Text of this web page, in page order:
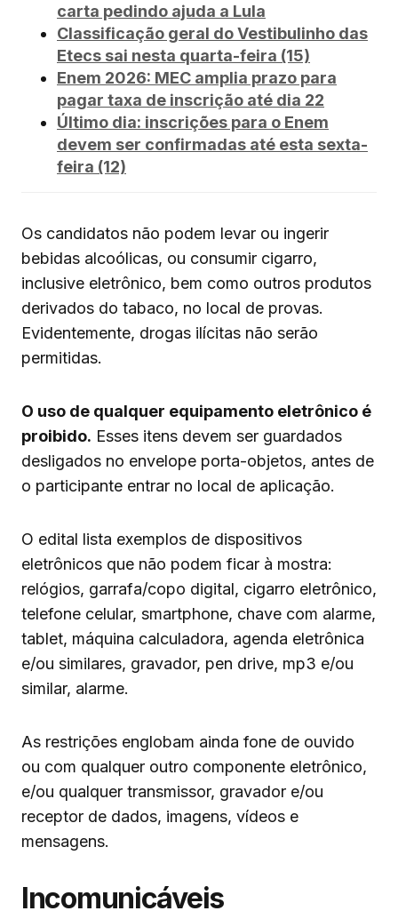
carta pedindo ajuda a Lula
Classificação geral do Vestibulinho das
Etecs sai nesta quarta-feira (15)
Enem 2026: MEC amplia prazo para
pagar taxa de inscrição até dia 22
Último dia: inscrições para o Enem
devem ser confirmadas até esta sexta-
feira (12)
Os candidatos não podem levar ou ingerir
bebidas alcoólicas, ou consumir cigarro,
inclusive eletrônico, bem como outros produtos
derivados do tabaco, no local de provas.
Evidentemente, drogas ilícitas não serão
permitidas.
O uso de qualquer equipamento eletrônico é
proibido. Esses itens devem ser guardados
desligados no envelope porta-objetos, antes de
o participante entrar no local de aplicação.
O edital lista exemplos de dispositivos
eletrônicos que não podem ficar à mostra:
relógios, garrafa/copo digital, cigarro eletrônico,
telefone celular, smartphone, chave com alarme,
tablet, máquina calculadora, agenda eletrônica
e/ou similares, gravador, pen drive, mp3 e/ou
similar, alarme.
As restrições englobam ainda fone de ouvido
ou com qualquer outro componente eletrônico,
e/ou qualquer transmissor, gravador e/ou
receptor de dados, imagens, vídeos e
mensagens.
Incomunicáveis